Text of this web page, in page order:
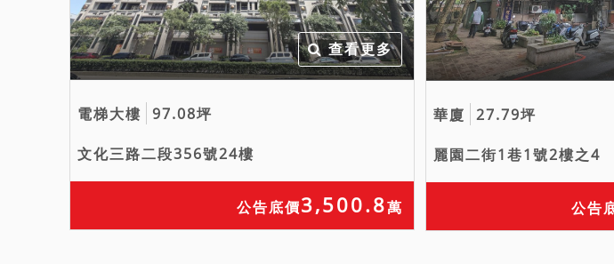
查看更多
電梯大樓 97.08坪
文化三路二段356號24樓
公告底價3,500.8萬
華廈 27.79坪
麗園二街1巷1號2樓之4
公告